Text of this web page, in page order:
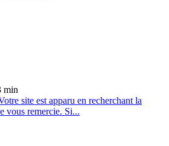
min
site est apparu en recherchant la
vous remercie. Si...